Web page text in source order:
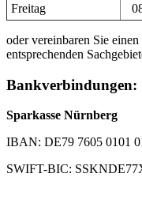
Freitag
oder vereinbaren Sie
entsprechenden
Bankverbindungen:
Sparkasse Nürnberg
IBAN: DE79 7605 0101
SWIFT-BIC: